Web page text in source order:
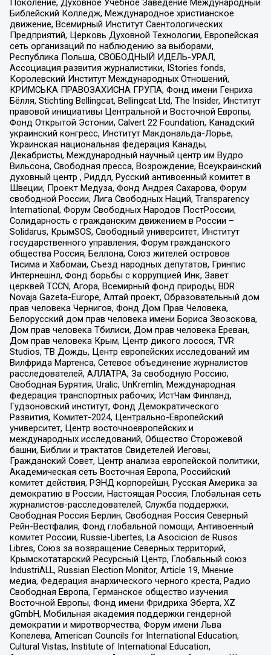
Поколение, Духовное Учебное Заведение Международный
Библейский Колледж, Международное христианское
движение, Всемирный Институт Саентологических
Предприятий, Церковь Духовной Технологии, Европейская
сеть организаций по наблюдению за выборами,
Республика Польша, СВОБОДНЫЙ ИДЕЛЬ-УРАЛ,
Ассоциация развития журналистики, IStories fonds,
Королевский Институт Международных Отношений,
КРИМСЬКА ПРАВОЗАХИСНА ГРУПА, Фонд имени Генриха
Бёлля, Stichting Bellingcat, Bellingcat Ltd, The Insider, Институт
правовой инициативы Центральной и Восточной Европы,
Фонд Открытой Эстонии, Calvert 22 Foundation, Канадский
украинский конгресс, Институт Макдональда-Лорье,
Украинская национальная федерация Канады,
Декабристы, Международный научный центр им Вудро
Вильсона, Свободная пресса, Возрождение, Всеукраинский
духовный центр , Риддл, Русский антивоенный комитет в
Швеции, Проект Медуза, Фонд Андрея Сахарова, Форум
свободной России, Лига Свободных Наций, Transparеncy
International, Форум Свободных Народов ПостРоссии,
Солидарность с гражданским движением в России –
Solidarus, КрымSOS, Свободный университет, Институт
государственного управления, Форум гражданского
общества Россия, Беллона, Союз жителей островов
Тисима и Хабомаи, Съезд народных депутатов, Гринпис
Интернешнл, Фонд борьбы с коррупцией Инк, Завет
церквей TCCN, Агора, Всемирный фонд природы, BDR
Novaja Gazeta-Europe, Алтай проект, Образовательный дом
прав человека Чернигов, Фонд Дом Прав Человека,
Белорусский дом прав человека имени Бориса Звозскова,
Дом прав человека Тбилиси, Дом прав человека Ереван,
Дом прав человека Крым, Центр дикого лосося, TVR
Studios, ТВ Дождь, Центр европейских исследований им
Вилфрида Мартенса, Сетевое объединение журналистов
расследователей, АЛЛАТРА, За свободную Россию,
Свободная Бурятия, Uralic, UnKremlin, Международная
федерация транспортных рабочих, ИстЧам Финланд,
Гудзоновский институт, Фонд Демократического
Развития, Комитет-2024, Центрально-Европейский
университет, Центр восточноевропейских и
международных исследований, Общество Сторожевой
башни, Библии и трактатов Свидетелей Иеговы,
Гражданский Совет, Центр анализа европейской политики,
Академическая сеть Восточная Европа, Российский
комитет действия, РЭНД корпорейшн, Русская Америка за
демократию в России, Настоящая Россия, Глобальная сеть
журналистов-расследователей, Служба поддержки,
Свободная Россия Берлин, Свободная Россия Северный
Рейн-Вестфалия, Фонд глобальной помощи, Антивоенный
комитет России, Russie-Libertes, La Asocicion de Rusos
Libres, Союз за возвращение Северных территорий,
Крымскотатарский Ресурсный Центр, Глобальный союз
IndustriALL, Russian Election Monitor, Article 19, Мнение
медиа, Федерация анархического черного креста, Радио
Свободная Европа, Германское общество изучения
Восточной Европы, Фонд имени Фридриха Эберта, XZ
gGmbH, Мобильная академия поддержки гендерной
демократии и миротворчества, Форум имени Льва
Копелева, American Councils for International Education,
Cultural Vistas, Institute of International Education,